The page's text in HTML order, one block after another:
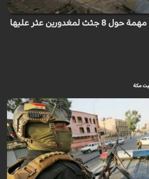
الكشف عن تفاصيل مهمة حول 8 جثث لمغدورين عثر عليها